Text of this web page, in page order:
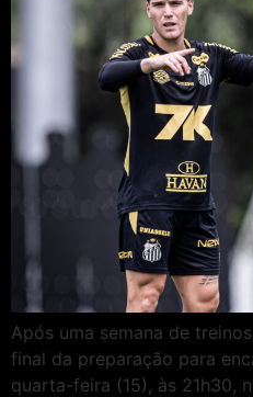
Após uma semana de
final da preparação para
quarta-feira (15), às 21h30,